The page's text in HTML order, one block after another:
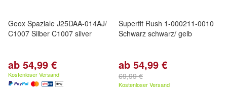
Geox Spaziale J25DAA-014AJ/
C1007 Silber C1007 silver
ab 54,99 €
Kostenloser Versand
Superfit Rush 1-000211-0010
Schwarz schwarz/ gelb
ab 54,99 €
69,99 €
Kostenloser Versand